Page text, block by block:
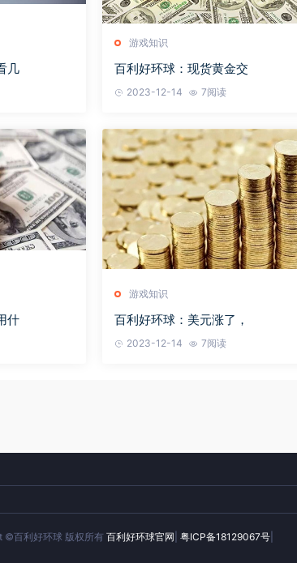
几
游戏知识
百利好环球：现货黄金交
2023-12-14 7阅读
什
游戏知识
百利好环球：美元涨了，
2023-12-14 7阅读
©百利好环球 版权所有 百利好环球官网 粤ICP备18129067号|